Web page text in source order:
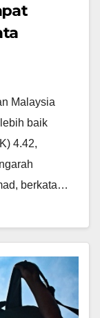
Malaysia
baik
4.42,
berkata…